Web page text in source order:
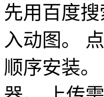
先用百度
入动图。
顺序安装